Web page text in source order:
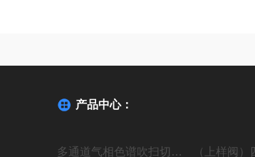
产品中心：
多通道气相色谱吹扫切换阀